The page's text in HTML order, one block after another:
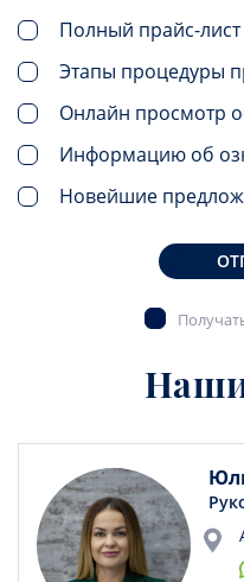
Полный прайс-лист
Этапы процедуры
Онлайн просмотр
Информацию об
Новейшие